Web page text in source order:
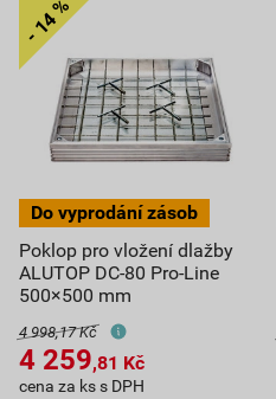
Poklop pro vložení dlažby
ALUTOP DC-80 Pro-Line
500×500 mm
4 998,17 Kč
4 259,81 Kč
cena za ks s DPH